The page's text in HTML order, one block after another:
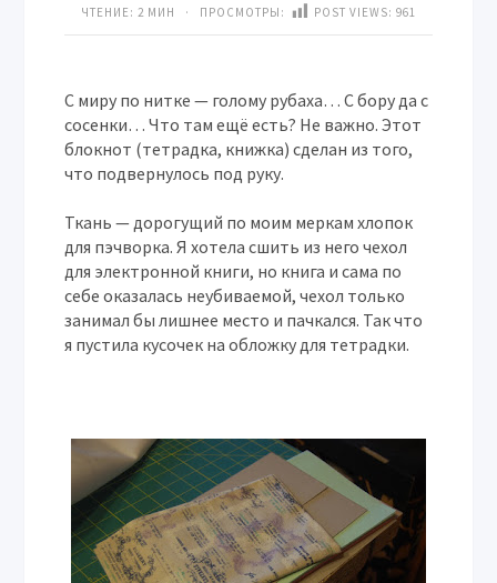
ЧТЕНИЕ: 2 МИН · ПРОСМОТРЫ:
POST VIEWS: 961
С миру по нитке — голому рубаха… С бору да с
сосенки… Что там ещё есть? Не важно. Этот
блокнот (тетрадка, книжка) сделан из того,
что подвернулось под руку.
Ткань — дорогущий по моим меркам хлопок
для пэчворка. Я хотела сшить из него чехол
для электронной книги, но книга и сама по
себе оказалась неубиваемой, чехол только
занимал бы лишнее место и пачкался. Так что
я пустила кусочек на обложку для тетрадки.